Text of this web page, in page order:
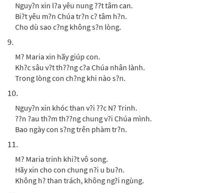
Nguy?n xin l?a yêu nung ??t tâm can.
Bi?t yêu m?n Chúa tr?n c? tâm h?n.
Cho dù sao c?ng không s?n lòng.
9.
M? Maria xin hãy giúp con.
Kh?c sâu v?t th??ng c?a Chúa nhân lành.
Trong lòng con ch?ng khi nào s?n.
10.
Nguy?n xin khóc than v?i ??c N? Trinh.
??n ?au th?m th??ng chung v?i Chúa mình.
Bao ngày con s?ng trên phàm tr?n.
11.
M? Maria trinh khi?t vô song.
Hãy xin cho con chung n?i u bu?n.
Không h? than trách, không ng?i ngùng.